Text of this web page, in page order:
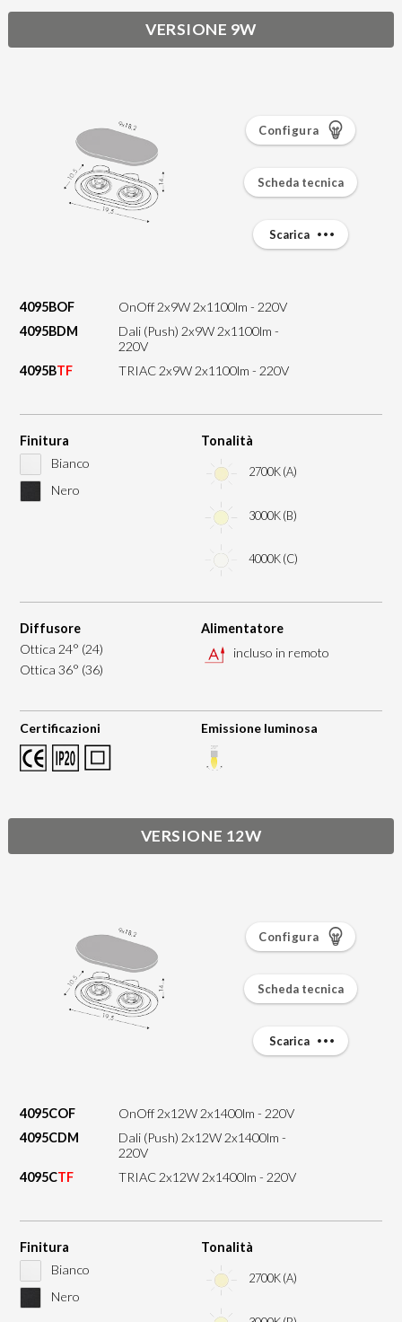
VERSIONE 9W
4095BOF
OnOff 2x9W 2x1100lm - 220V
4095BDM
Dali (Push) 2x9W 2x1100lm -
220V
4095BTF TRIAC 2x9W 2x1100lm - 220V
Finitura
Bianco
Nero
Tonalità
2700K (A)
3000K (B)
4000K (C)
Diffusore
Ottica 24° (24)
Ottica 36° (36)
Alimentatore
incluso in remoto
Certificazioni Emissione luminosa
Configura
Scheda tecnica
Scarica
VERSIONE 12W
4095COF
OnOff 2x12W 2x1400lm - 220V
4095CDM
Dali (Push) 2x12W 2x1400lm -
220V
4095CTF TRIAC 2x12W 2x1400lm - 220V
Finitura
Bianco
Nero
Tonalità
2700K (A)
Configura
Scheda tecnica
Scarica